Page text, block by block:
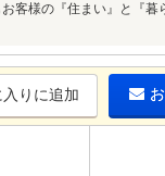
客様の『住まい』と『暮
入りに追加